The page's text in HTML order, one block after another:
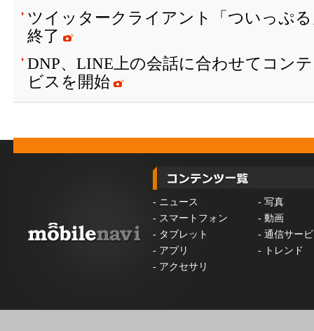
ツイッタークライアント「ついっぷ
終了
DNP、LINE上の会話に合わせてコン
ビスを開始
- ニュース - 写真
- スマートフォン - 動画
- タブレット - 通信サー
- アプリ -
トレンド
- アクセサリ